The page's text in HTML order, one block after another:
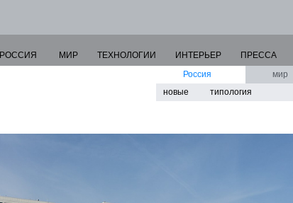
РОССИЯ МИР ТЕХНОЛОГИИ ИНТЕРЬЕР ПРЕССА
Россия
новые
типология
мир